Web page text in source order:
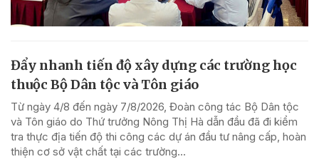
Đẩy nhanh tiến độ xây dựng các trường học
thuộc Bộ Dân tộc và Tôn giáo
Từ ngày 4/8 đến ngày 7/8/2026, Đoàn công tác Bộ Dân tộc
và Tôn giáo do Thứ trưởng Nông Thị Hà dẫn đầu đã đi kiểm
tra thực địa tiến độ thi công các dự án đầu tư nâng cấp, hoàn
thiện cơ sở vật chất tại các trường...